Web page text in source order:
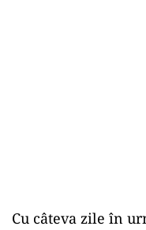
Cu câteva zile în